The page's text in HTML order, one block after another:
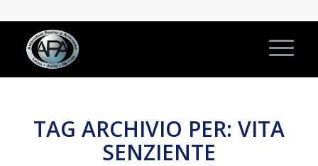
TAG ARCHIVIO PER: VITA
SENZIENTE